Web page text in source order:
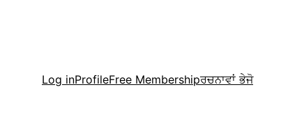
Log inProfileFree Membershipਰਚਨਾਵਾਂ ਭੇਜੋ